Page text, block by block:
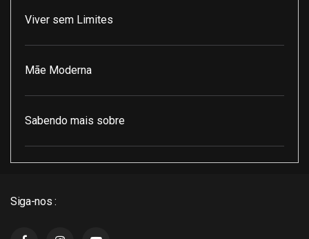
Viver sem Limites
Mãe Moderna
Sabendo mais sobre
Siga-nos :